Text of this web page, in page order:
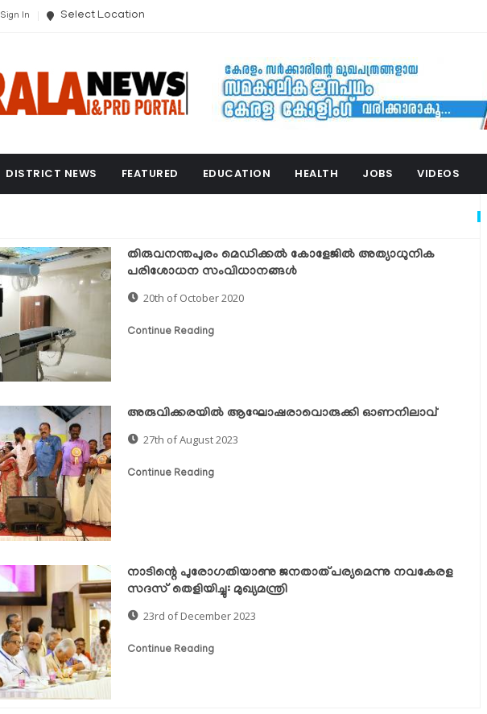
Sign In Select Location
DISTRICT NEWS FEATURED EDUCATION HEALTH JOBS VIDEOS
തിരുവനന്തപുരം മെഡിക്കല്‍ കോളേജില്‍ അത്യാധുനിക
പരിശോധന സംവിധാനങ്ങള്‍
20th of October 2020
Continue Reading
അരുവിക്കരയിൽ ആഘോഷരാവൊരുക്കി ഓണനിലാവ്
27th of August 2023
Continue Reading
നാടിന്റെ പുരോഗതിയാണു ജനതാത്പര്യമെന്നു നവകേരള
സദസ് തെളിയിച്ചു: മുഖ്യമന്ത്രി
23rd of December 2023
Continue Reading